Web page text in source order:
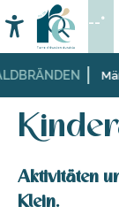
au
contenu
principal
Suche
--°
Aktivitäten
Klein.